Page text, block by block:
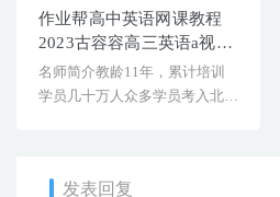
作业帮高中英语网课教程
2023古容容高三英语a视频
教程+讲义秋季班
名师简介教龄11年，累计培训
学员几十万人众多学员考入北京
发表回复